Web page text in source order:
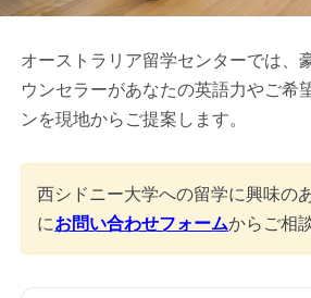
オーストラリア留学センターでは、
ウンセラーがあなたの英語力やご希
ンを現地からご提案します。
西シドニー大学への留学に興味の
にお問い合わせフォームからご相